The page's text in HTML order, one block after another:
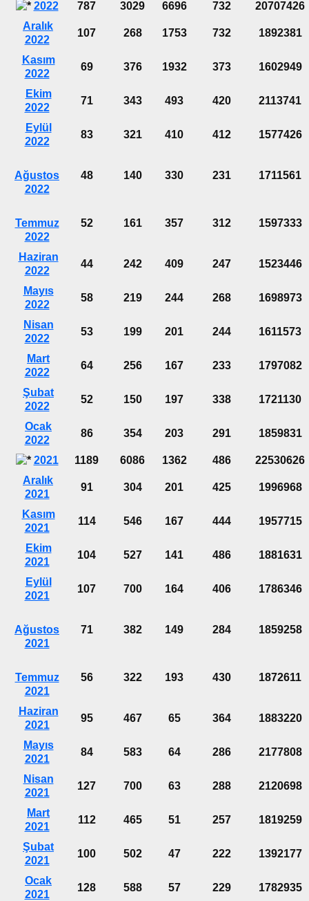
2022 787 3029 6696 732
20707426
Aralık
2022
107 268 1753 732 1892381
Kasım
2022
69 376 1932 373 1602949
Ekim
2022
71 343 493 420 2113741
Eylül
2022
83 321 410 412 1577426
Ağustos
2022
48 140 330 231 1711561
Temmuz
2022
52 161 357 312 1597333
Haziran
2022
44 242 409 247 1523446
Mayıs
2022
58 219 244 268 1698973
Nisan
2022
53 199 201 244 1611573
Mart
2022
64 256 167 233 1797082
Şubat
2022
52 150 197 338 1721130
Ocak
2022
86 354 203 291 1859831
2021 1189 6086 1362 486
22530626
Aralık
2021
91 304 201 425 1996968
Kasım
2021
114 546 167 444 1957715
Ekim
2021
104 527 141 486 1881631
Eylül
2021
107 700 164 406 1786346
Ağustos
2021
71 382 149 284 1859258
Temmuz
2021
56 322 193 430 1872611
Haziran
2021
95 467 65 364 1883220
Mayıs
2021
84 583 64 286 2177808
Nisan
2021
127 700 63 288 2120698
Mart
2021
112 465 51 257 1819259
Şubat
2021
100 502 47 222 1392177
Ocak
2021
128 588 57 229 1782935